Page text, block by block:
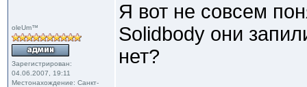
oleUm™
Зарегистрирован:
04.06.2007, 19:11
Местонахождение: Санкт-
Я вот не совсем
Solidbody они
нет?